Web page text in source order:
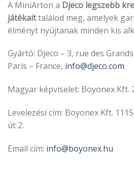
A MiniArton a Djeco legszebb
játékaittalálod meg, amelyek
élményt nyújtanak minden kis
Gyártó: Djeco – 3, rue des
Paris – France, info@djeco.com
Magyar képviselet: Boyonex Kft.
Levelezési cím: Boyonex Kft.
út 2.
Email cím: info@boyonex.hu